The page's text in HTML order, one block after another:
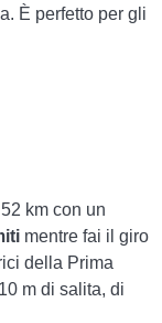
È perfetto per gli
km con un
mentre fai il giro
della Prima
m di salita, di